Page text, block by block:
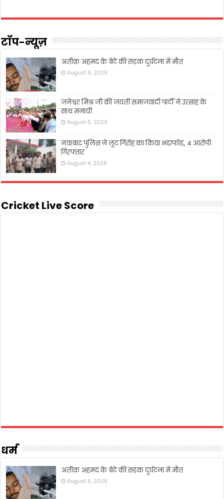
टॉप-न्यूज़
अतीक़ अहमद के बेटे की सड़क दुर्घटना में मौत
August 6, 2026
जनेश्वर मिश्र जी की जयंती समाजवादी पार्टी ने उत्साह के
साथ मनायी
August 5, 2026
नवाबाद पुलिस ने लूट गिरोह का किया भंडाफोड़, 4 आरोपी
गिरफ्तार
August 4, 2026
Cricket Live Score
धर्म
अतीक़ अहमद के बेटे की सड़क दुर्घटना में मौत
August 6, 2026